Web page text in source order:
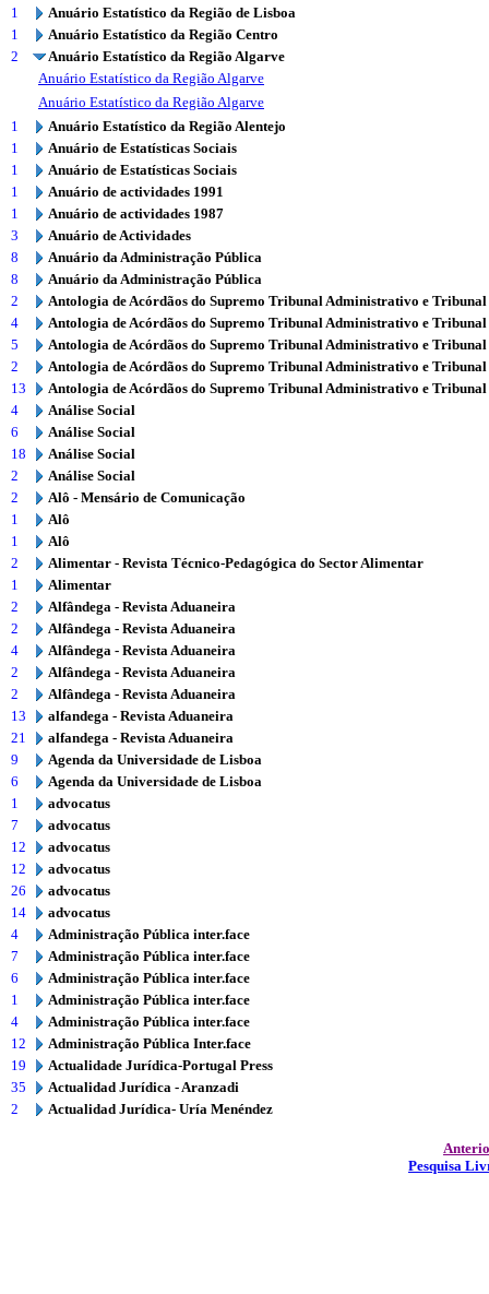
1
Anuário Estatístico da Região de Lisboa
1
Anuário Estatístico da Região Centro
2
Anuário Estatístico da Região Algarve
Anuário Estatístico da Região Algarve
Anuário Estatístico da Região Algarve
1
Anuário Estatístico da Região Alentejo
1
Anuário de Estatísticas Sociais
1
Anuário de Estatísticas Sociais
1
Anuário de actividades 1991
1
Anuário de actividades 1987
3
Anuário de Actividades
8
Anuário da Administração Pública
8
Anuário da Administração Pública
2
Antologia de Acórdãos do Supremo Tribunal Administrativo e
4
Antologia de Acórdãos do Supremo Tribunal Administrativo e
5
Antologia de Acórdãos do Supremo Tribunal Administrativo e
2
Antologia de Acórdãos do Supremo Tribunal Administrativo e
13
Antologia de Acórdãos do Supremo Tribunal Administrativo e
4
Análise Social
6
Análise Social
18
Análise Social
2
Análise Social
2
Alô - Mensário de Comunicação
1
Alô
1
Alô
2
Alimentar - Revista Técnico-Pedagógica do Sector Alimentar
1
Alimentar
2
Alfândega - Revista Aduaneira
2
Alfândega - Revista Aduaneira
4
Alfândega - Revista Aduaneira
2
Alfândega - Revista Aduaneira
2
Alfândega - Revista Aduaneira
13
alfandega - Revista Aduaneira
21
alfandega - Revista Aduaneira
9
Agenda da Universidade de Lisboa
6
Agenda da Universidade de Lisboa
1
advocatus
7
advocatus
12
advocatus
12
advocatus
26
advocatus
14
advocatus
4
Administração Pública inter.face
7
Administração Pública inter.face
6
Administração Pública inter.face
1
Administração Pública inter.face
4
Administração Pública inter.face
12
Administração Pública Inter.face
19
Actualidade Jurídica-Portugal Press
35
Actualidad Jurídica - Aranzadi
2
Actualidad Jurídica- Uría Menéndez
Pesquisa